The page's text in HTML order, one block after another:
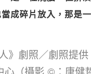
成碎片放入，那是